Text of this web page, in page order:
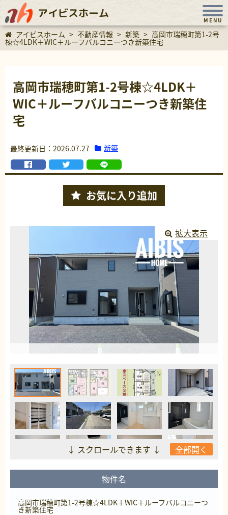
アイビスホーム
MENU
アイビスホーム > 不動産情報 > 新築 > 高岡市瑞穂町第1-2号
棟☆4LDK＋WIC＋ルーフバルコニーつき新築住宅
高岡市瑞穂町第1-2号棟☆4LDK＋
WIC＋ルーフバルコニーつき新築住
宅
最終更新日：2026.07.27 新築
お気に入り追加
↓ スクロールできます ↓ 全部開く
拡大表示
物件名
高岡市瑞穂町第1-2号棟☆4LDK＋WIC＋ルーフバルコニーつ
き新築住宅